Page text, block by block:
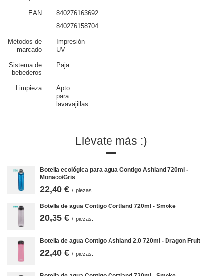
Botella de agua con pajita
Beber sin tener que inclinar la cabeza no solo es conveniente, sino
EAN
840276163692
840276158704
Métodos de
marcado
Impresión
UV
Sistema de
bebederos
Paja
Limpieza
Apto
para
lavavajillas
Llévate más :)
Botella ecológica para agua Contigo Ashland 720ml -
Monaco/Gris
22,40 € / piezas.
Botella de agua Contigo Cortland 720ml - Smoke
20,35 € / piezas.
Botella de agua Contigo Ashland 2.0 720ml - Dragon Fruit
22,40 € / piezas.